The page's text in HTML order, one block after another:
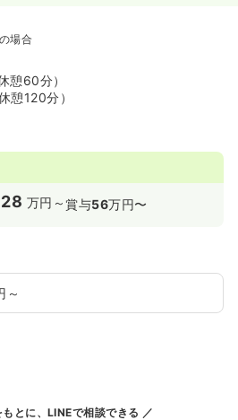
場合
憩60分）
120分）
28 万円～賞与56万円〜
～
とに、LINEで相談できる